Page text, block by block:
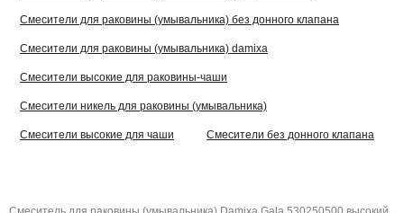
Смесители для раковины (умывальника) без донного клапана
Смесители для раковины (умывальника) damixa
Смесители высокие для раковины-чаши
Смесители никель для раковины (умывальника)
Смесители высокие для чаши Смесители без донного клапана